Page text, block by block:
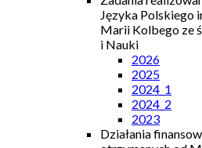
Języka Polskiego
Marii Kolbego ze
i Nauki
2026
2025
2024_1
2024_2
2023
Działania